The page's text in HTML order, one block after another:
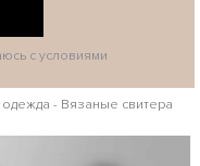
с условиями
- Вязаные свитера